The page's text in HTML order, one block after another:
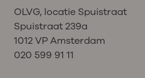
OLVG, locatie Spuistraat
Spuistraat 239a
1012 VP Amsterdam
020 599 91 11